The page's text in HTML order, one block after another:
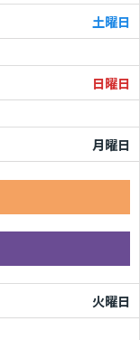
土曜日
日曜日
月曜日
火曜日